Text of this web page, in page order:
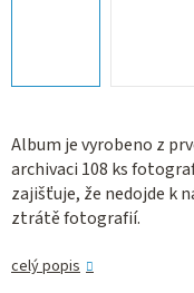
Album je vyrobeno z
archivaci 108 ks
zajišťuje, že nedojde k
ztrátě fotografií.
celý popis